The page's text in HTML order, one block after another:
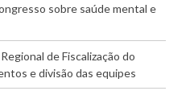
sobre saúde mental e
de Fiscalização do
e divisão das equipes